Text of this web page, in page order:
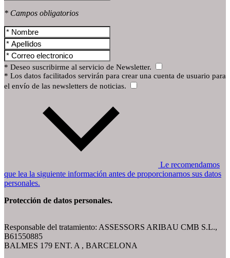
* Campos obligatorios
* Deseo suscribirme al servicio de Newsletter.
* Los datos facilitados servirán para crear una cuenta de usuario para
el envío de las newsletters de noticias.
Le recomendamos
que lea la siguiente información antes de proporcionarnos sus datos
personales.
Protección de datos personales.
Responsable del tratamiento: ASSESSORS ARIBAU CMB S.L.,
B61550885
BALMES 179 ENT. A , BARCELONA